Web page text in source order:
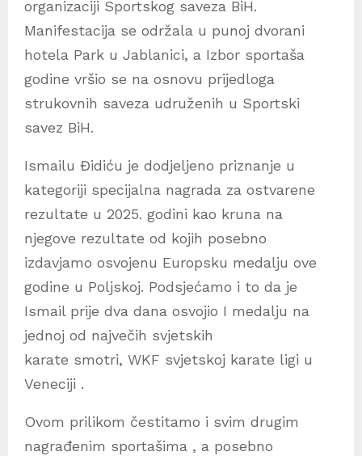
organizaciji Sportskog saveza BiH.
Manifestacija se održala u punoj dvorani
hotela Park u Jablanici, a Izbor sportaša
godine vršio se na osnovu prijedloga
strukovnih saveza udruženih u Sportski
savez BiH.
Ismailu Đidiću je dodjeljeno priznanje u
kategoriji specijalna nagrada za ostvarene
rezultate u 2025. godini kao kruna na
njegove rezultate od kojih posebno
izdavjamo osvojenu Europsku medalju ove
godine u Poljskoj. Podsjećamo i to da je
Ismail prije dva dana osvojio I medalju na
jednoj od največih svjetskih
karate smotri, WKF svjetskoj karate ligi u
Veneciji .
Ovom prilikom čestitamo i svim drugim
nagrađenim sportašima , a posebno